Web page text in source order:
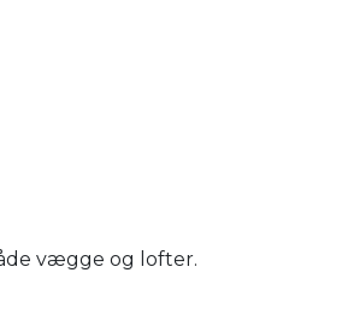
vægge og lofter.